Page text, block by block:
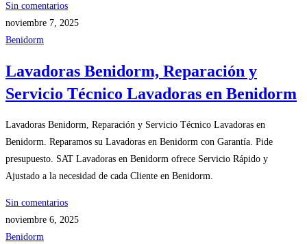
Sin comentarios
noviembre 7, 2025
Benidorm
Lavadoras Benidorm, Reparación y
Servicio Técnico Lavadoras en Benidorm
Lavadoras Benidorm, Reparación y Servicio Técnico Lavadoras en
Benidorm. Reparamos su Lavadoras en Benidorm con Garantía. Pide
presupuesto. SAT Lavadoras en Benidorm ofrece Servicio Rápido y
Ajustado a la necesidad de cada Cliente en Benidorm.
Sin comentarios
noviembre 6, 2025
Benidorm